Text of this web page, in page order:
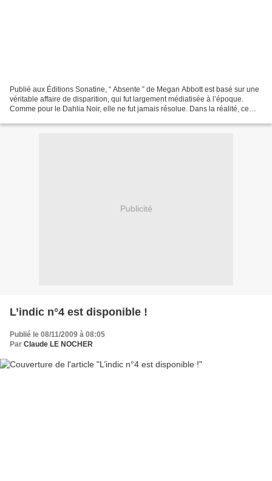
Publié aux Éditions Sonatine, “ Absente ” de Megan Abbott est basé sur une
véritable affaire de disparition, qui fut largement médiatisée à l’époque.
Comme pour le Dahlia Noir, elle ne fut jamais résolue. Dans la réalité, ce
Publicité
L’indic n°4 est disponible !
Publié le 08/11/2009 à 08:05
Par Claude LE NOCHER